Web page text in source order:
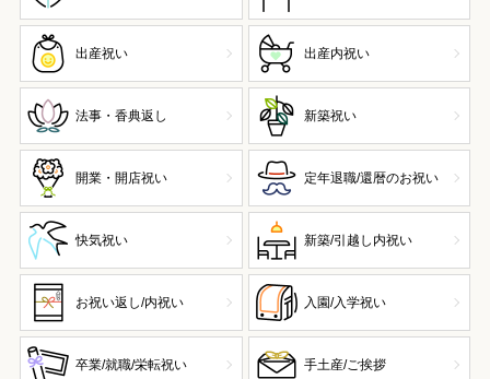
出産祝い 出産内祝い
法事・香典返し 新築祝い
開業・開店祝い 定年退職/還暦のお祝い
快気祝い 新築/引越し内祝い
お祝い返し/内祝い 入園/入学祝い
卒業/就職/栄転祝い 手土産/ご挨拶